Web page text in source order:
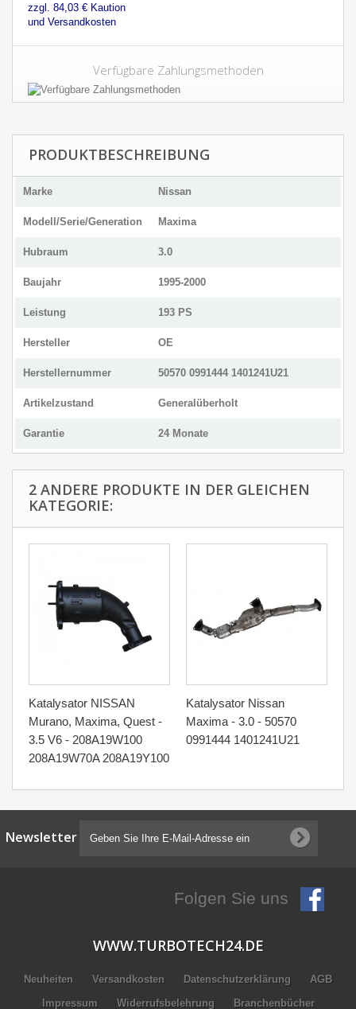
zzgl. 84,03 € Kaution
und Versandkosten
Verfügbare Zahlungsmethoden
PRODUKTBESCHREIBUNG
Marke Nissan
Modell/Serie/Generation Maxima
Hubraum 3.0
Baujahr 1995-2000
Leistung 193 PS
Hersteller OE
Herstellernummer 50570 0991444 1401241U21
Artikelzustand Generalüberholt
Garantie 24 Monate
2 ANDERE PRODUKTE IN DER GLEICHEN
KATEGORIE:
Katalysator NISSAN
Murano, Maxima, Quest -
3.5 V6 - 208A19W100
208A19W70A 208A19Y100
Katalysator Nissan
Maxima - 3.0 - 50570
0991444 1401241U21
Newsletter
Folgen Sie uns
WWW.TURBOTECH24.DE
Neuheiten Versandkosten Datenschutzerklärung
AGB
Impressum
Widerrufsbelehrung Branchenbücher